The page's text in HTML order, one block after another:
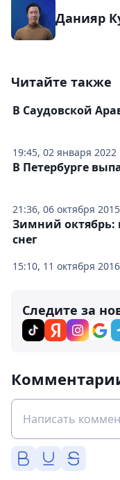
Данияр
Читайте также
19:45, 02 января 2022
В Саудовской
21:36, 06 октября 2015
В Петербурге
15:10, 11 октября 2016
Зимний октябрь:
снег
Следите за